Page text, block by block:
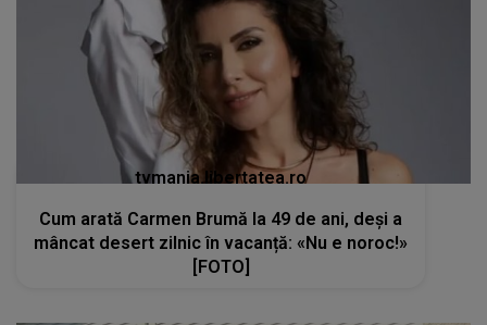
tvmania.libertatea.ro
Cum arată Carmen Brumă la 49 de ani, deși a
mâncat desert zilnic în vacanță: «Nu e noroc!»
[FOTO]